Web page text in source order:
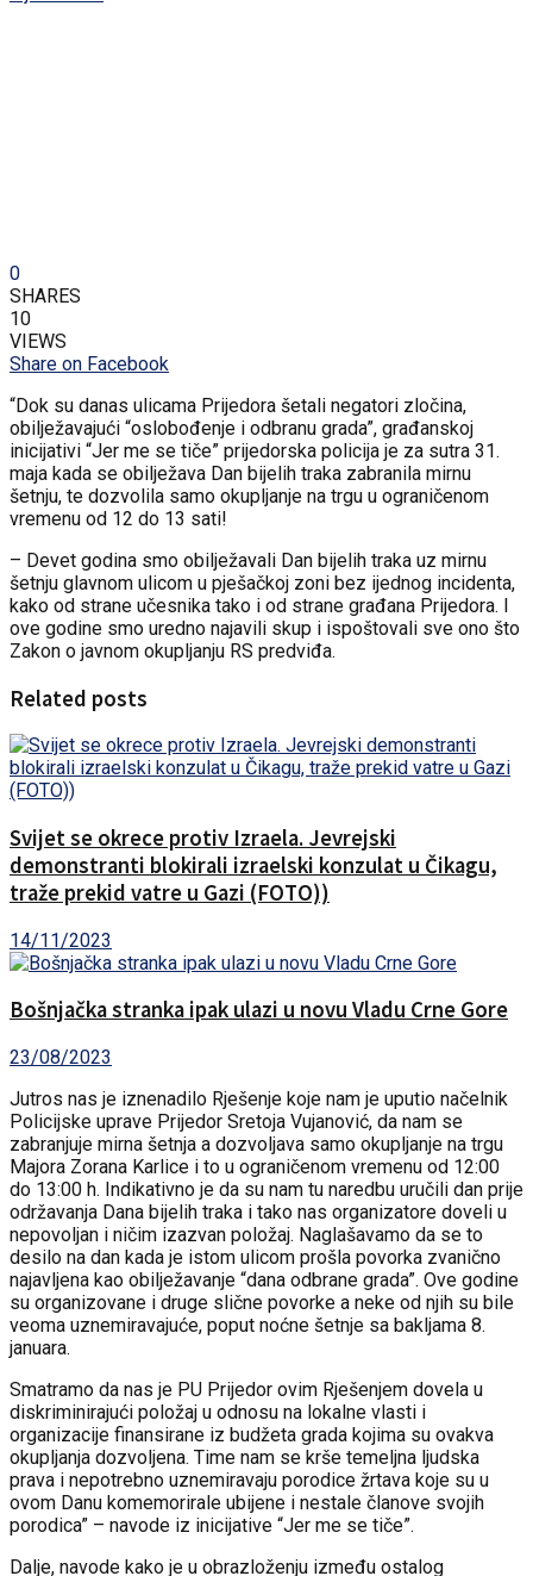
0
SHARES
10
VIEWS
Share on Facebook
“Dok su danas ulicama Prijedora šetali negatori zločina,
obilježavajući “oslobođenje i odbranu grada”, građanskoj
inicijativi “Jer me se tiče” prijedorska policija je za sutra 31.
maja kada se obilježava Dan bijelih traka zabranila mirnu
šetnju, te dozvolila samo okupljanje na trgu u ograničenom
vremenu od 12 do 13 sati!
– Devet godina smo obilježavali Dan bijelih traka uz mirnu
šetnju glavnom ulicom u pješačkoj zoni bez ijednog incidenta,
kako od strane učesnika tako i od strane građana Prijedora. I
ove godine smo uredno najavili skup i ispoštovali sve ono što
Zakon o javnom okupljanju RS predviđa.
Related posts
Svijet se okrece protiv Izraela. Jevrejski
demonstranti blokirali izraelski konzulat u Čikagu,
traže prekid vatre u Gazi (FOTO))
14/11/2023
Bošnjačka stranka ipak ulazi u novu Vladu Crne Gore
23/08/2023
Jutros nas je iznenadilo Rješenje koje nam je uputio načelnik
Policijske uprave Prijedor Sretoja Vujanović, da nam se
zabranjuje mirna šetnja a dozvoljava samo okupljanje na trgu
Majora Zorana Karlice i to u ograničenom vremenu od 12:00
do 13:00 h. Indikativno je da su nam tu naredbu uručili dan prije
održavanja Dana bijelih traka i tako nas organizatore doveli u
nepovoljan i ničim izazvan položaj. Naglašavamo da se to
desilo na dan kada je istom ulicom prošla povorka zvanično
najavljena kao obilježavanje “dana odbrane grada”. Ove godine
su organizovane i druge slične povorke a neke od njih su bile
veoma uznemiravajuće, poput noćne šetnje sa bakljama 8.
januara.
Smatramo da nas je PU Prijedor ovim Rješenjem dovela u
diskriminirajući položaj u odnosu na lokalne vlasti i
organizacije finansirane iz budžeta grada kojima su ovakva
okupljanja dozvoljena. Time nam se krše temeljna ljudska
prava i nepotrebno uznemiravaju porodice žrtava koje su u
ovom Danu komemorirale ubijene i nestale članove svojih
porodica” – navode iz inicijative “Jer me se tiče”.
Dalje, navode kako je u obrazloženju između ostalog